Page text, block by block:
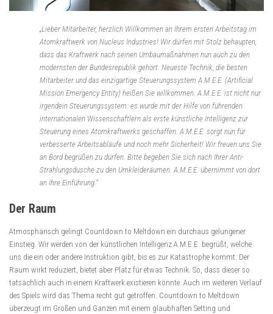
„Lieber Mitarbeiter, herzlich Willkommen an Ihrem ersten Arbeitstag im
Atomkraftwerk von Nucleus Industries! Wir dürfen mit Stolz behaupten,
dass das Kraftwerk nach seinen Umbaumaßnahmen nun auch zu den
modernsten der Bundesrepublik gehört. Neueste Technik, die besten
Mitarbeiter und das einzigartige Steuerungssystem A.M.E.E. (Artificial
Mission Emergency Entity) heißen Sie willkommen. A.M.E.E. ist nicht nur
irgendein Steuerungssystem: es wurde mit der Hilfe von führenden
internationalen Wissenschaftlern als erste künstliche Intelligenz zur
Steuerung eines Atomkraftwerks geschaffen. A.M.E.E. sorgt nun für
verbesserte Arbeitsabläufe und noch mehr Sicherheit! Wir freuen uns Sie
an Bord begrüßen zu dürfen. Bitte begeben Sie sich nach Ihrer Anti-
Strahlungsdusche zu den Umkleideräumen. A.M.E.E. übernimmt von dort
an Ihre Einführung.“
Der Raum
Atmosphärisch gelingt Countdown to Meltdown ein durchaus gelungener
Einstieg. Wir werden von der künstlichen Intelligenz A.M.E.E. begrüßt, welche
uns die ein oder andere Instruktion gibt, bis es zur Katastrophe kommt. Der
Raum wirkt reduziert, bietet aber Platz für etwas Technik. So, dass dieser so
tatsächlich auch in einem Kraftwerk existieren könnte. Auch im weiteren Verlauf
des Spiels wird das Thema recht gut getroffen. Countdown to Meltdown
überzeugt im Großen und Ganzen mit einem glaubhaften Setting und